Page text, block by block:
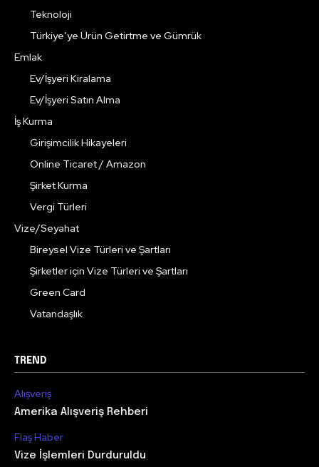
Teknoloji
Türkiye’ye Ürün Getirtme ve Gümrük
Emlak
Ev/İşyeri Kiralama
Ev/İşyeri Satın Alma
İş Kurma
Girişimcilik Hikayeleri
Online Ticaret / Amazon
Şirket Kurma
Vergi Türleri
Vize/Seyahat
Bireysel Vize Türleri ve Şartları
Şirketler için Vize Türleri ve Şartları
Green Card
Vatandaşlık
TREND
Alışveriş
Amerika Alışveriş Rehberi
Flaş Haber
Vize İşlemleri Durduruldu